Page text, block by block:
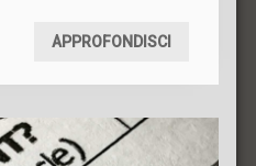
alcuni
presteranno
per la
APPROFONDISCI